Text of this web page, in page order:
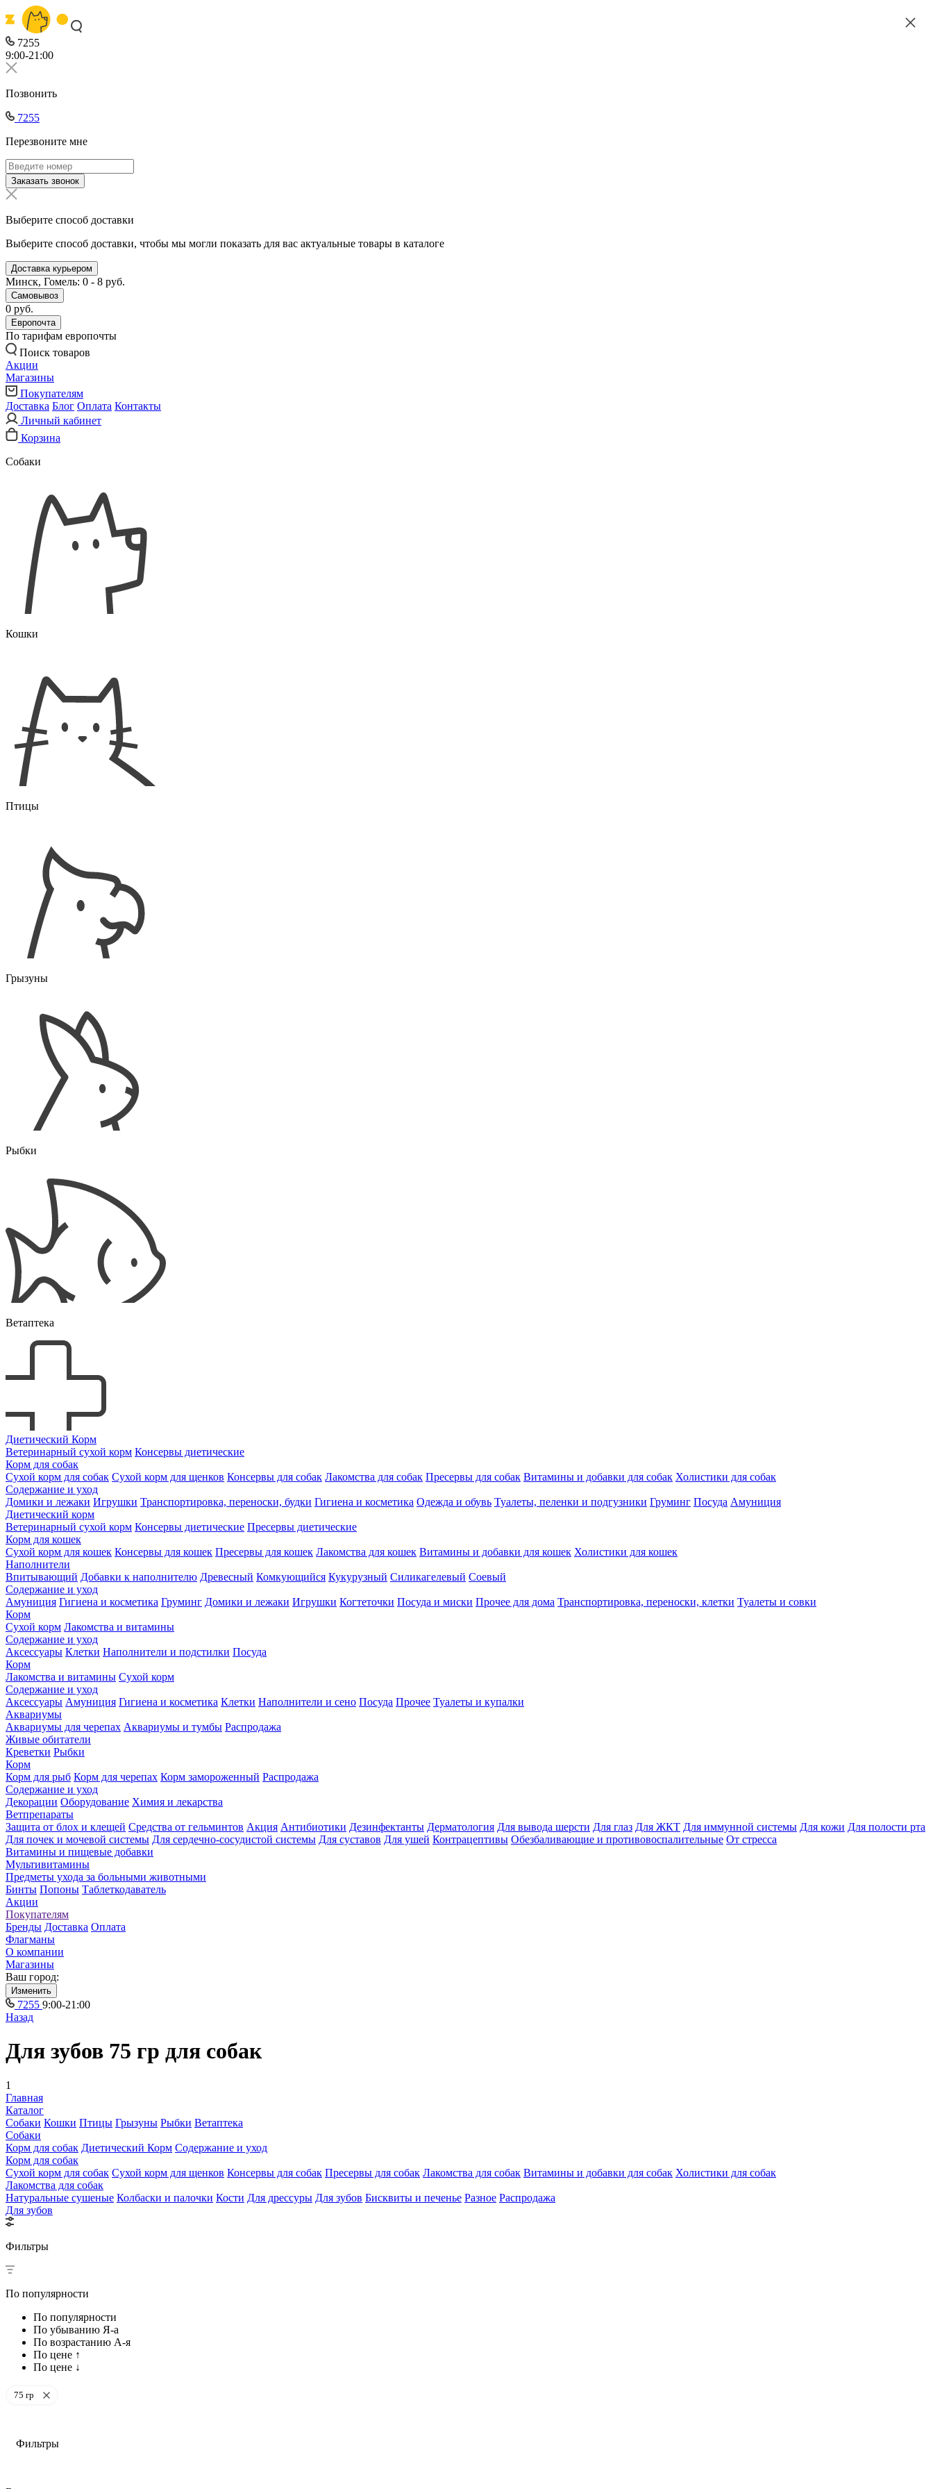
7255
9:00-21:00
Позвонить
7255
Перезвоните мне
Заказать звонок
Выберите способ доставки
Выберите способ доставки, чтобы мы могли показать для вас актуальные товары в каталоге
Доставка курьером
Минск, Гомель: 0 - 8 руб.
Самовывоз
0 руб.
Европочта
По тарифам европочты
Поиск товаров
Акции
Магазины
Покупателям
Доставка Блог Оплата Контакты
Личный кабинет
Корзина
Собаки
Кошки
Птицы
Грызуны
Рыбки
Ветаптека
Диетический Корм
Ветеринарный сухой корм Консервы диетические
Корм для собак
Сухой корм для собак Сухой корм для щенков Консервы для собак Лакомства для собак Пресервы для собак Витамины и добавки для собак Холистики для собак
Содержание и уход
Домики и лежаки Игрушки Транспортировка, переноски, будки Гигиена и косметика Одежда и обувь Туалеты, пеленки и подгузники Груминг Посуда Амуниция
Диетический корм
Ветеринарный сухой корм Консервы диетические Пресервы диетические
Корм для кошек
Сухой корм для кошек Консервы для кошек Пресервы для кошек Лакомства для кошек Витамины и добавки для кошек Холистики для кошек
Наполнители
Впитывающий Добавки к наполнителю Древесный Комкующийся Кукурузный Силикагелевый Соевый
Содержание и уход
Амуниция Гигиена и косметика Груминг Домики и лежаки Игрушки Когтеточки Посуда и миски Прочее для дома Транспортировка, переноски, клетки Туалеты и совки
Корм
Сухой корм Лакомства и витамины
Содержание и уход
Аксессуары Клетки Наполнители и подстилки Посуда
Корм
Лакомства и витамины Сухой корм
Содержание и уход
Аксессуары Амуниция Гигиена и косметика Клетки Наполнители и сено Посуда Прочее Туалеты и купалки
Аквариумы
Аквариумы для черепах Аквариумы и тумбы Распродажа
Живые обитатели
Креветки Рыбки
Корм
Корм для рыб Корм для черепах Корм замороженный Распродажа
Содержание и уход
Декорации Оборудование Химия и лекарства
Ветпрепараты
Защита от блох и клещей Средства от гельминтов Акция Антибиотики Дезинфектанты Дерматология Для вывода шерсти Для глаз Для ЖКТ Для иммунной системы Для кожи Для полости рта
Для почек и мочевой системы Для сердечно-сосудистой системы Для суставов Для ушей Контрацептивы Обезбаливающие и противовоспалительные От стресса
Витамины и пищевые добавки
Мультивитамины
Предметы ухода за больными животными
Бинты Попоны Таблеткодаватель
Акции
Покупателям
Бренды Доставка Оплата
Флагманы
О компании
Магазины
Ваш город:
Изменить
7255 9:00-21:00
Назад
Для зубов 75 гр для собак
1
Главная
Каталог
Собаки Кошки Птицы Грызуны Рыбки Ветаптека
Собаки
Корм для собак Диетический Корм Содержание и уход
Корм для собак
Сухой корм для собак Сухой корм для щенков Консервы для собак Пресервы для собак Лакомства для собак Витамины и добавки для собак Холистики для собак
Лакомства для собак
Натуральные сушеные Колбаски и палочки Кости Для дрессуры Для зубов Бисквиты и печенье Разное Распродажа
Для зубов
Фильтры
По популярности
По популярности
По убыванию Я-а
По возрастанию А-я
По цене ↑
По цене ↓
75 гр
Фильтры